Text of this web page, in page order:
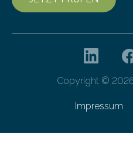
Copyright ©
Impressum